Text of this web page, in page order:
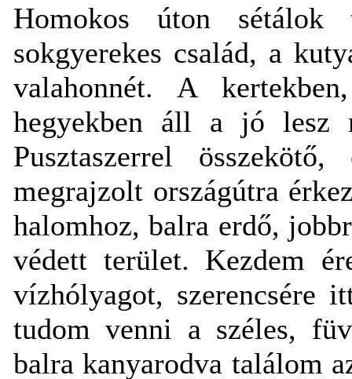
Homokos úton sétálok
sokgyerekes család, a
valahonnét. A
hegyekben áll a jó lesz
Pusztaszerrel
megrajzolt országútra
halomhoz, balra erdő,
védett terület. Kezdem
vízhólyagot, szerencsére
tudom venni a széles,
balra kanyarodva találom